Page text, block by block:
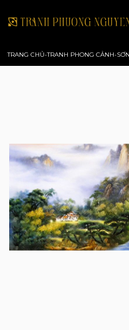
TRANH PHONG CẢNH
TRANH PHONG THỦY
TRANH HOA
TRANH SƠN DẦU
TRANG CHỦ-TRANH PHONG CẢNH-